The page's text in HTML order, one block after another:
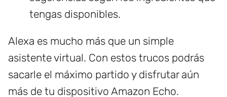
tengas disponibles.
Alexa es mucho más que un simple
asistente virtual. Con estos trucos podrás
sacarle el máximo partido y disfrutar aún
más de tu dispositivo Amazon Echo.